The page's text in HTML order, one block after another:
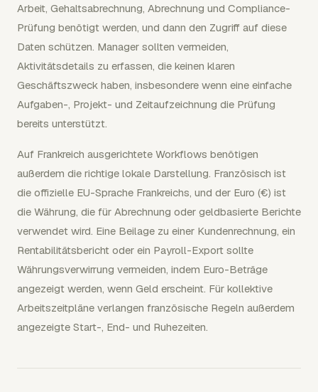
Arbeit, Gehaltsabrechnung, Abrechnung und Compliance-
Prüfung benötigt werden, und dann den Zugriff auf diese
Daten schützen. Manager sollten vermeiden,
Aktivitätsdetails zu erfassen, die keinen klaren
Geschäftszweck haben, insbesondere wenn eine einfache
Aufgaben-, Projekt- und Zeitaufzeichnung die Prüfung
bereits unterstützt.
Auf Frankreich ausgerichtete Workflows benötigen
außerdem die richtige lokale Darstellung. Französisch ist
die offizielle EU-Sprache Frankreichs, und der Euro (€) ist
die Währung, die für Abrechnung oder geldbasierte Berichte
verwendet wird. Eine Beilage zu einer Kundenrechnung, ein
Rentabilitätsbericht oder ein Payroll-Export sollte
Währungsverwirrung vermeiden, indem Euro-Beträge
angezeigt werden, wenn Geld erscheint. Für kollektive
Arbeitszeitpläne verlangen französische Regeln außerdem
angezeigte Start-, End- und Ruhezeiten.